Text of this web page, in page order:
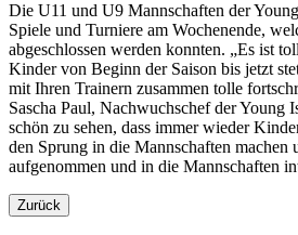
Die U11 und U9 Mannschaften der
Spiele und Turniere am Wochenende,
abgeschlossen werden konnten. „Es ist
Kinder von Beginn der Saison bis jetzt
mit Ihren Trainern zusammen tolle
Sascha Paul, Nachwuchschef der Young
schön zu sehen, dass immer wieder
den Sprung in die Mannschaften machen
aufgenommen und in die Mannschaften
Zurück